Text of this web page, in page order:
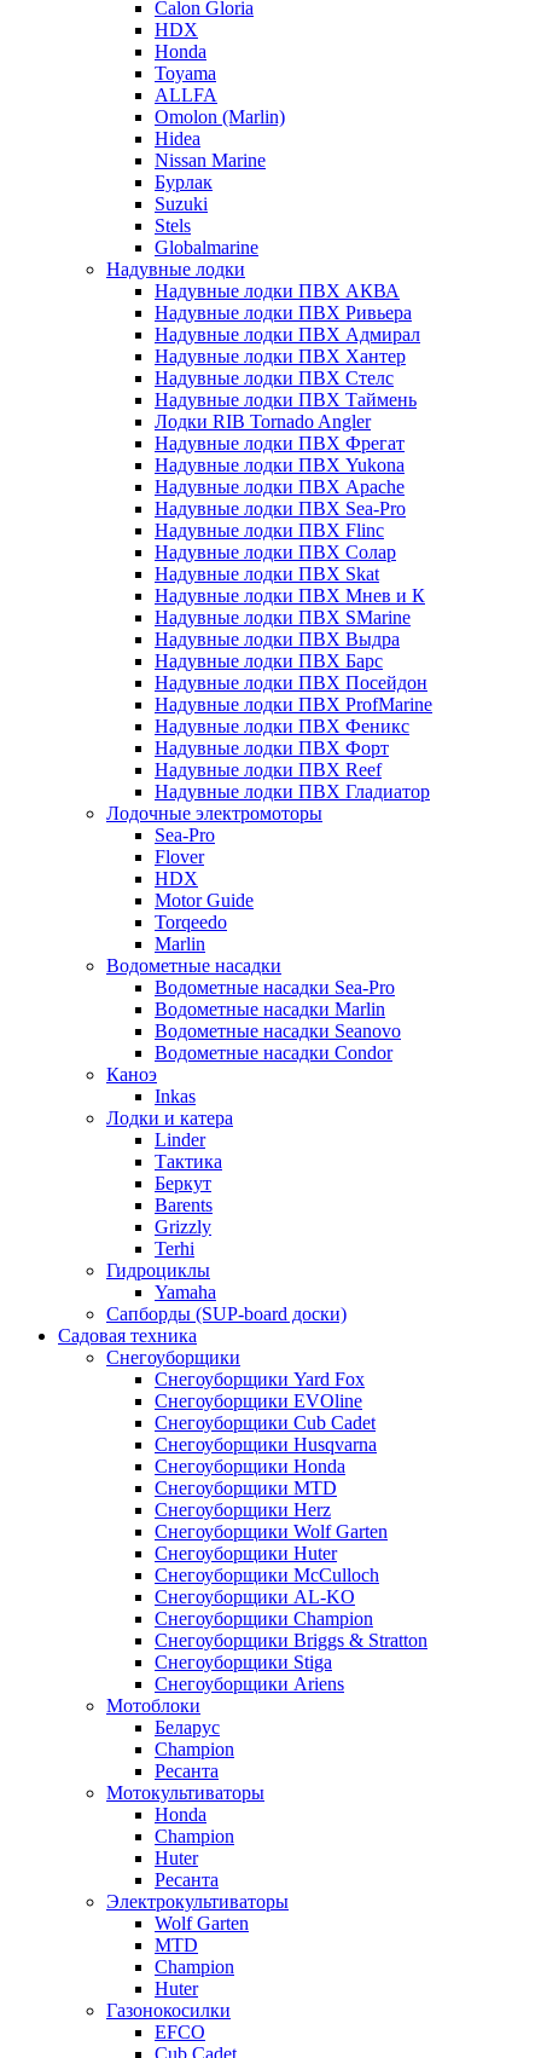
Calon Gloria
HDX
Honda
Toyama
ALLFA
Omolon (Marlin)
Hidea
Nissan Marine
Бурлак
Suzuki
Stels
Globalmarine
Надувные лодки
Надувные лодки ПВХ АКВА
Надувные лодки ПВХ Ривьера
Надувные лодки ПВХ Адмирал
Надувные лодки ПВХ Хантер
Надувные лодки ПВХ Стелс
Надувные лодки ПВХ Таймень
Лодки RIB Tornado Angler
Надувные лодки ПВХ Фрегат
Надувные лодки ПВХ Yukona
Надувные лодки ПВХ Apache
Надувные лодки ПВХ Sea-Pro
Надувные лодки ПВХ Flinc
Надувные лодки ПВХ Солар
Надувные лодки ПВХ Skat
Надувные лодки ПВХ Мнев и К
Надувные лодки ПВХ SMarine
Надувные лодки ПВХ Выдра
Надувные лодки ПВХ Барс
Надувные лодки ПВХ Посейдон
Надувные лодки ПВХ ProfMarine
Надувные лодки ПВХ Феникс
Надувные лодки ПВХ Форт
Надувные лодки ПВХ Reef
Надувные лодки ПВХ Гладиатор
Лодочные электромоторы
Sea-Pro
Flover
HDX
Motor Guide
Torqeedo
Marlin
Водометные насадки
Водометные насадки Sea-Pro
Водометные насадки Marlin
Водометные насадки Seanovo
Водометные насадки Condor
Каноэ
Inkas
Лодки и катера
Linder
Тактика
Беркут
Barents
Grizzly
Terhi
Гидроциклы
Yamaha
Сапборды (SUP-board доски)
Садовая техника
Снегоуборщики
Снегоуборщики Yard Fox
Снегоуборщики EVOline
Снегоуборщики Cub Cadet
Снегоуборщики Husqvarna
Снегоуборщики Honda
Снегоуборщики MTD
Снегоуборщики Herz
Снегоуборщики Wolf Garten
Снегоуборщики Huter
Снегоуборщики McCulloch
Снегоуборщики AL-KO
Снегоуборщики Champion
Снегоуборщики Briggs & Stratton
Снегоуборщики Stiga
Снегоуборщики Ariens
Мотоблоки
Беларус
Champion
Ресанта
Мотокультиваторы
Honda
Champion
Huter
Ресанта
Электрокультиваторы
Wolf Garten
MTD
Champion
Huter
Газонокосилки
EFCO
Cub Cadet